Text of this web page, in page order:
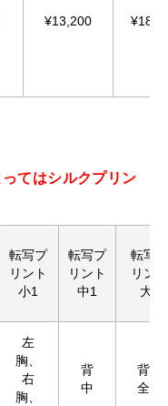
¥13,200
てはシルクプリン
転写プ
リント
小1
転写プ
リント
中1
転写プ
リント
大1
左
胸、
右
胸、
背
中
背中
全面